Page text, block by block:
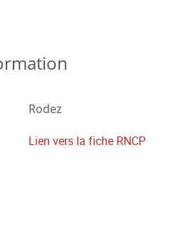
Rodez
Lien vers la fiche RNCP